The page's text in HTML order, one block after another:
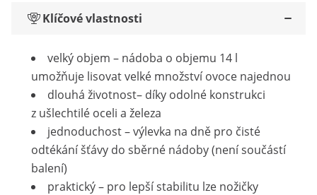
Klíčové vlastnosti
velký objem – nádoba o objemu 14 l
umožňuje lisovat velké množství ovoce najednou
dlouhá životnost– díky odolné konstrukci
z ušlechtilé oceli a železa
jednoduchost – výlevka na dně pro čisté
odtékání šťávy do sběrné nádoby (není součástí
balení)
praktický – pro lepší stabilitu lze nožičky